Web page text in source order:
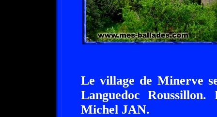
Le village de Minerve
Languedoc
Michel JAN.